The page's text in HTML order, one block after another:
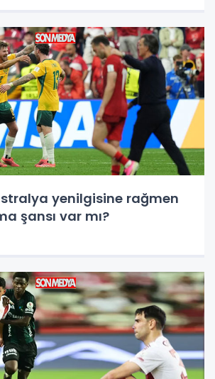
yenilgisine rağmen
şansı var mı?